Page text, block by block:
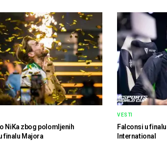
NiKa zbog polomljenih
finalu Majora
VESTI
Falconsi u
International